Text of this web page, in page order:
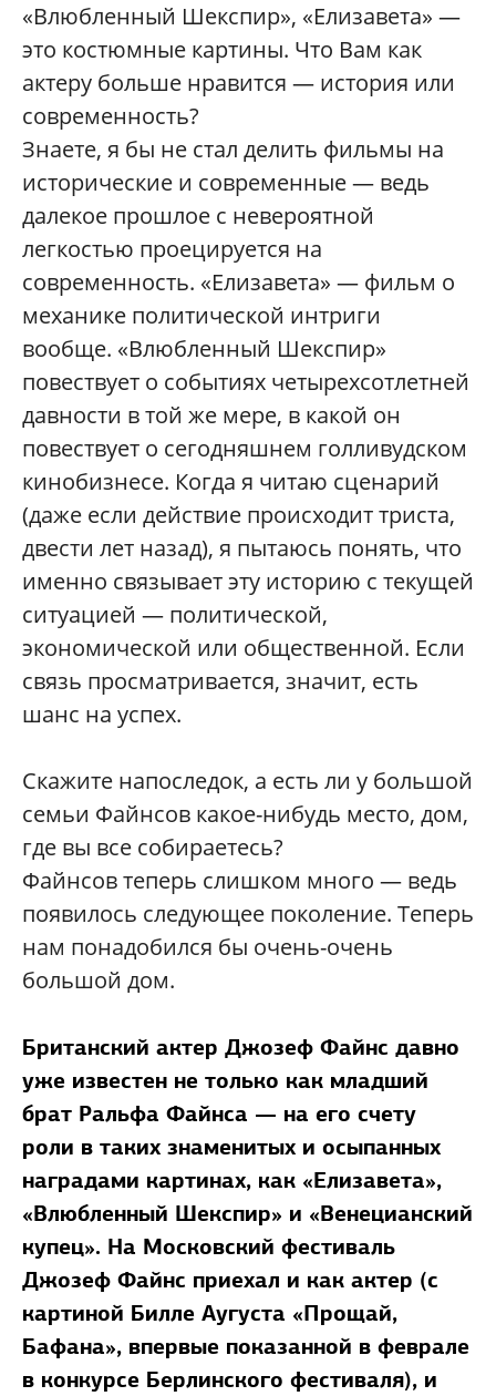
«Влюбленный Шекспир», «Елизавета» —
это костюмные картины. Что Вам как
актеру больше нравится — история или
современность?
Знаете, я бы не стал делить фильмы на
исторические и современные — ведь
далекое прошлое с невероятной
легкостью проецируется на
современность. «Елизавета» — фильм о
механике политической интриги
вообще. «Влюбленный Шекспир»
повествует о событиях четырехсотлетней
давности в той же мере, в какой он
повествует о сегодняшнем голливудском
кинобизнесе. Когда я читаю сценарий
(даже если действие происходит триста,
двести лет назад), я пытаюсь понять, что
именно связывает эту историю с текущей
ситуацией — политической,
экономической или общественной. Если
связь просматривается, значит, есть
шанс на успех.
Скажите напоследок, а есть ли у большой
семьи Файнсов какое-нибудь место, дом,
где вы все собираетесь?
Файнсов теперь слишком много — ведь
появилось следующее поколение. Теперь
нам понадобился бы очень-очень
большой дом.
Британский актер Джозеф Файнс давно
уже известен не только как младший
брат Ральфа Файнса — на его счету
роли в таких знаменитых и осыпанных
наградами картинах, как «Елизавета»,
«Влюбленный Шекспир» и «Венецианский
купец». На Московский фестиваль
Джозеф Файнс приехал и как актер (с
картиной Билле Аугуста «Прощай,
Бафана», впервые показанной в феврале
в конкурсе Берлинского фестиваля), и